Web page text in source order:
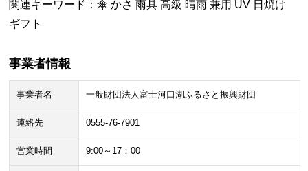
関連キーワード：傘 かさ 雨具 高級 晴雨 兼用 UV 日焼け
ギフト
事業者情報
事業者名 一般財団法人富士河口湖ふるさと振興財団
連絡先 0555-76-7901
営業時間 9:00～17：00